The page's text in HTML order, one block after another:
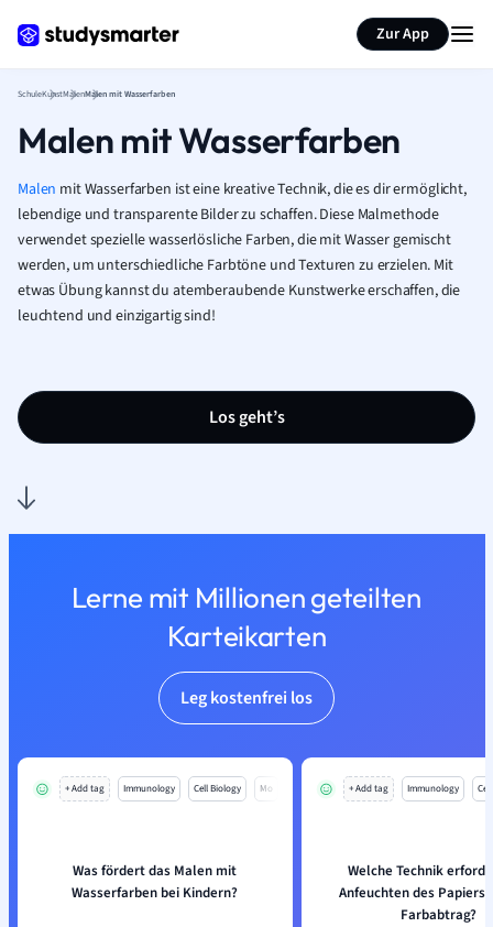
Zur App
SchuleKunstMalenMalen mit Wasserfarben
Malen mit Wasserfarben
Malen mit Wasserfarben ist eine kreative Technik, die es dir ermöglicht,
lebendige und transparente Bilder zu schaffen. Diese Malmethode
verwendet spezielle wasserlösliche Farben, die mit Wasser gemischt
werden, um unterschiedliche Farbtöne und Texturen zu erzielen. Mit
etwas Übung kannst du atemberaubende Kunstwerke erschaffen, die
leuchtend und einzigartig sind!
Los geht’s
Lerne mit Millionen geteilten
Karteikarten
Leg kostenfrei los
+ Add tag Immunology Cell Biology Mo
Was fördert das Malen mit
Wasserfarben bei Kindern?
+ Add tag Immunology
Welche Technik
Anfeuchten des Papiers
Farbabtrag?
Seite zusammenfassen